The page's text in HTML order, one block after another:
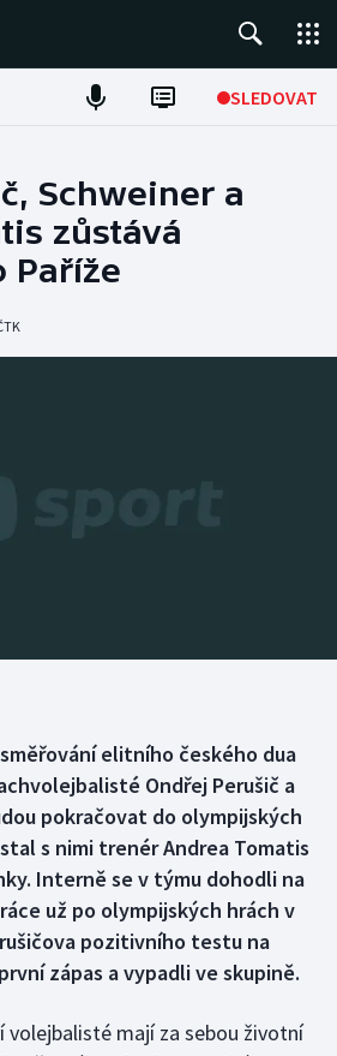
SLEDOVAT
Schweiner a
zůstává
Paříže
elitního českého dua
Ondřej Perušič a
pokračovat do olympijských
s nimi trenér Andrea Tomatis
Interně se v týmu dohodli na
už po olympijských hrách v
pozitivního testu na
zápas a vypadli ve skupině.
volejbalisté mají za sebou životní